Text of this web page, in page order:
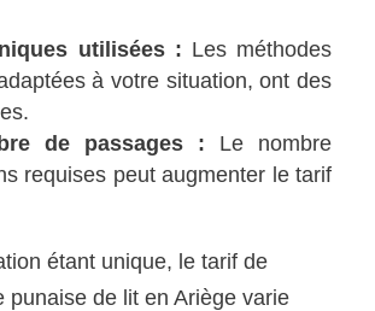
utilisées : Les méthodes
à votre situation, ont des
de passages : Le nombre
requises peut augmenter le tarif
étant unique, le tarif de
punaise de lit en Ariège varie